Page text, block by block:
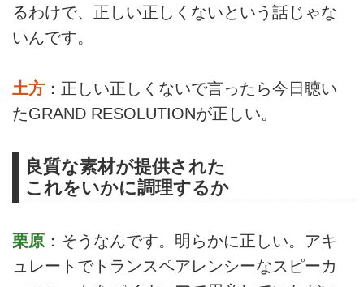
るわけで、正しい正しくないという話じゃな
いんです。
土方 ：正しい正しくないで言ったら今日聴い
たGRAND RESOLUTIONが正しい。
良質な素材が提供された
これをいかに調理するか
栗原 ：そうなんです。明らかに正しい。アキ
ュレートでトランスペアレンシーなスピーカ